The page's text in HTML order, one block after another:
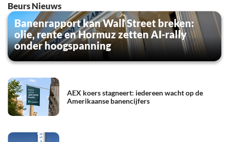
Beurs Nieuws
Banenrapport kan Wall Street breken:
olie, rente en Hormuz zetten AI-rally
onder hoogspanning
AEX koers stagneert: iedereen wacht op de
Amerikaanse banencijfers